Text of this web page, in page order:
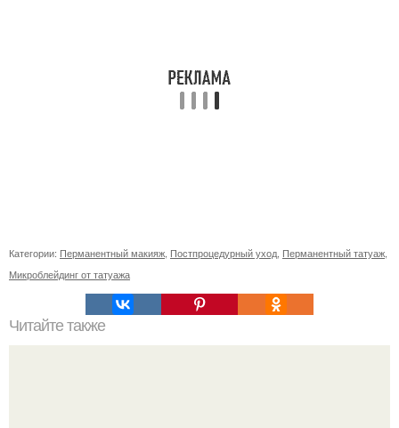
Категории: Перманентный макияж Постпроцедурный уход Перманентный татуаж
Микроблейдинг от татуажа
Читайте также